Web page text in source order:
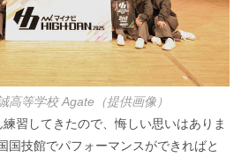
高等学校 Agate（提供画像）
習してきたので、悔しい思いはありま
国技館でパフォーマンスができればと